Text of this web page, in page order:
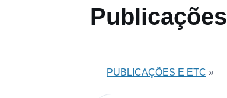
Publicações
PUBLICAÇÕES E ETC »